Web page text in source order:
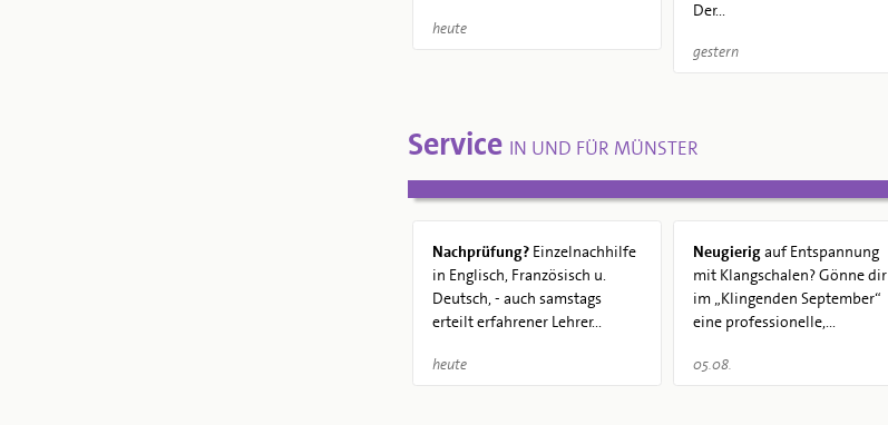
heute
Der...
gestern
Service IN UND FÜR MÜNSTER
Nachprüfung? Einzelnachhilfe
in Englisch, Französisch u.
Deutsch, - auch samstags
erteilt erfahrener Lehrer...
heute
Neugierigauf Entspannung
mit Klangschalen? Gönne dir
im „Klingenden September“
eine professionelle,...
05.08.